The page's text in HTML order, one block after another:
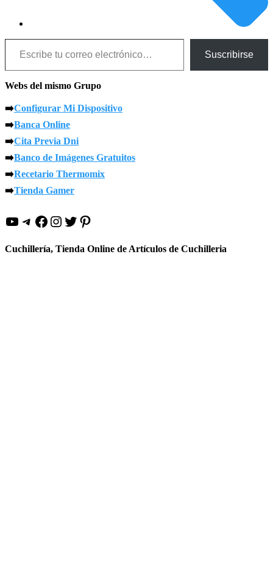
Escribe tu correo electrónico…
Suscribirse
Webs del mismo Grupo
➡️Configurar Mi Dispositivo
➡️Banca Online
➡️Cita Previa Dni
➡️Banco de Imágenes Gratuitos
➡️Recetario Thermomix
➡️Tienda Gamer
YouTube
Telegram
Facebook
Instagram
Twitter
Pinterest
Cuchillería, Tienda Online de Artículos de Cuchilleria